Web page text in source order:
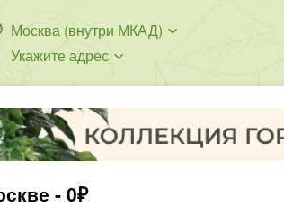
Москва (внутри МКАД)
Укажите адрес
- 0₽